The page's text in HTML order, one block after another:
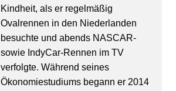
Kindheit, als er regelmäßig
Ovalrennen in den Niederlanden
besuchte und abends NASCAR-
sowie IndyCar-Rennen im TV
verfolgte. Während seines
Ökonomiestudiums begann er 2014